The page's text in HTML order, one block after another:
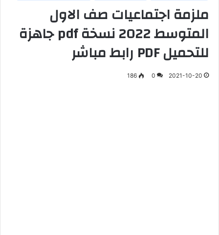
ملزمة اجتماعيات صف الاول
المتوسط 2022 نسخة pdf جاهزة
للتحميل PDF رابط مباشر
2021-10-20
0
186